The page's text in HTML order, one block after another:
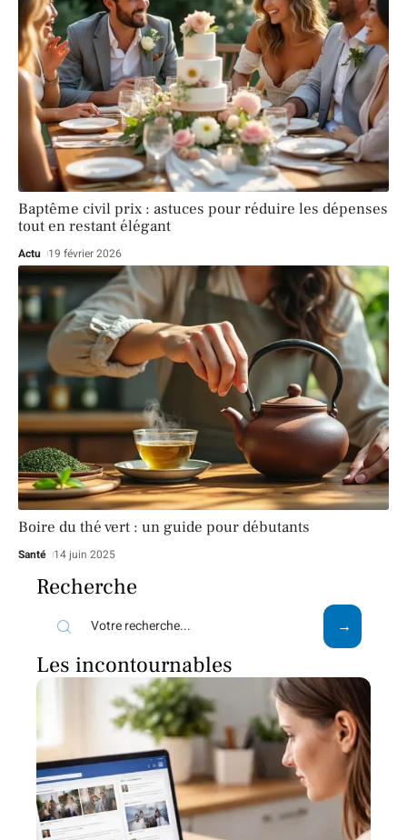
Baptême civil prix : astuces pour réduire les dépenses
tout en restant élégant
Actu 19 février 2026
Boire du thé vert : un guide pour débutants
Santé 14 juin 2025
Recherche
Les incontournables